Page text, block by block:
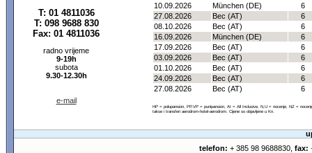
T: 01 4811036
T: 098 9688 830
Fax: 01 4811036
radno vrijeme
9-19h
subota
9.30-12.30h
e-mail
10.09.2026
München (DE)
6
27.08.2026
Bec (AT)
6
08.10.2026
Bec (AT)
6
16.09.2026
München (DE)
6
17.09.2026
Bec (AT)
6
03.09.2026
Bec (AT)
6
01.10.2026
Bec (AT)
6
24.09.2026
Bec (AT)
6
27.08.2026
Bec (AT) 6
HP = polupansion, PP,VP = punipansion, AI = All Inclusive, N,U = nocenje, NZ =
takse i transferi aerodrom-hotel-aerodrom. Cijene so objavljene u Kn.
telefon: + 385 98 9688830, fax: